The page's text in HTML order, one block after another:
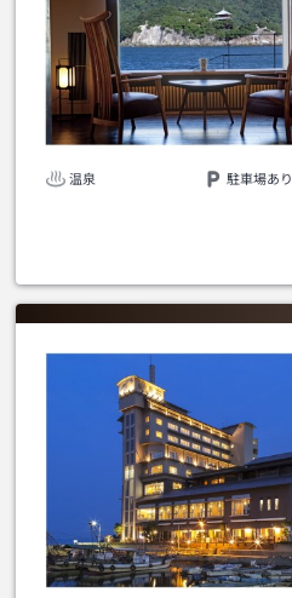
温泉 駐車場あり